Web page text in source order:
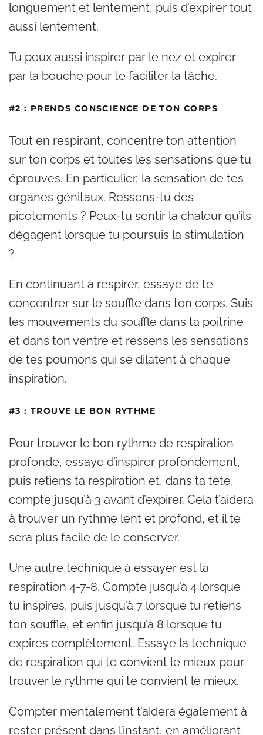
longuement et lentement, puis d’expirer tout
aussi lentement.
Tu peux aussi inspirer par le nez et expirer
par la bouche pour te faciliter la tâche.
#2 : PRENDS CONSCIENCE DE TON CORPS
Tout en respirant, concentre ton attention
sur ton corps et toutes les sensations que tu
éprouves. En particulier, la sensation de tes
organes génitaux. Ressens-tu des
picotements ? Peux-tu sentir la chaleur qu’ils
dégagent lorsque tu poursuis la stimulation
?
En continuant à respirer, essaye de te
concentrer sur le souffle dans ton corps. Suis
les mouvements du souffle dans ta poitrine
et dans ton ventre et ressens les sensations
de tes poumons qui se dilatent à chaque
inspiration.
#3 : TROUVE LE BON RYTHME
Pour trouver le bon rythme de respiration
profonde, essaye d’inspirer profondément,
puis retiens ta respiration et, dans ta tête,
compte jusqu’à 3 avant d’expirer. Cela t’aidera
à trouver un rythme lent et profond, et il te
sera plus facile de le conserver.
Une autre technique à essayer est la
respiration 4-7-8. Compte jusqu’à 4 lorsque
tu inspires, puis jusqu’à 7 lorsque tu retiens
ton souffle, et enfin jusqu’à 8 lorsque tu
expires complètement. Essaye la technique
de respiration qui te convient le mieux pour
trouver le rythme qui te convient le mieux.
Compter mentalement t’aidera également à
rester présent dans l’instant, en améliorant